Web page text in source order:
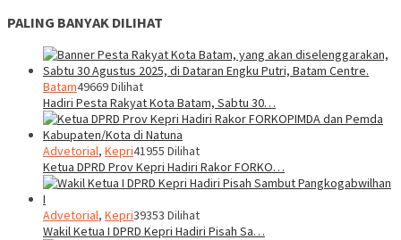
PALING BANYAK DILIHAT
Batam49669 Dilihat
Hadiri Pesta Rakyat Kota Batam, Sabtu 30…
Advetorial, Kepri41955 Dilihat
Ketua DPRD Prov Kepri Hadiri Rakor FORKO…
Advetorial, Kepri39353 Dilihat
Wakil Ketua I DPRD Kepri Hadiri Pisah Sa…